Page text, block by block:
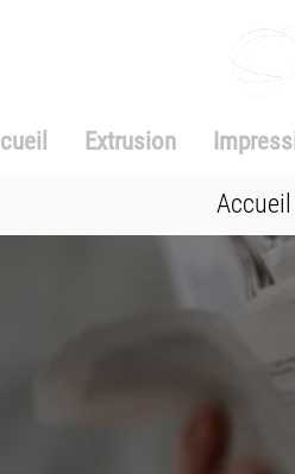
Extrusion
Accueil